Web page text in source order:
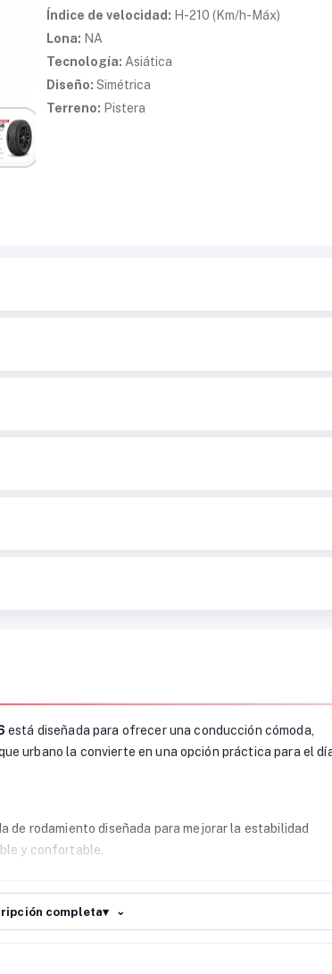
Índice de velocidad: H-210 (Km/h-Máx)
Lona: NA
Tecnología: Asiática
Diseño: Simétrica
Terreno: Pistera
está diseñada para ofrecer una conducción cómoda,
urbano la convierte en una opción práctica para el
de rodamiento diseñada para mejorar la estabilidad
y confortable.
185/60 R14
ofrece buen agarre y frenado
en condiciones variables.
completa▾